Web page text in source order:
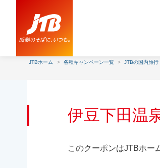
JTBホーム 各種キャンペーン一覧 JTBの国内旅行
伊豆下田温
このクーポンはJTBホー